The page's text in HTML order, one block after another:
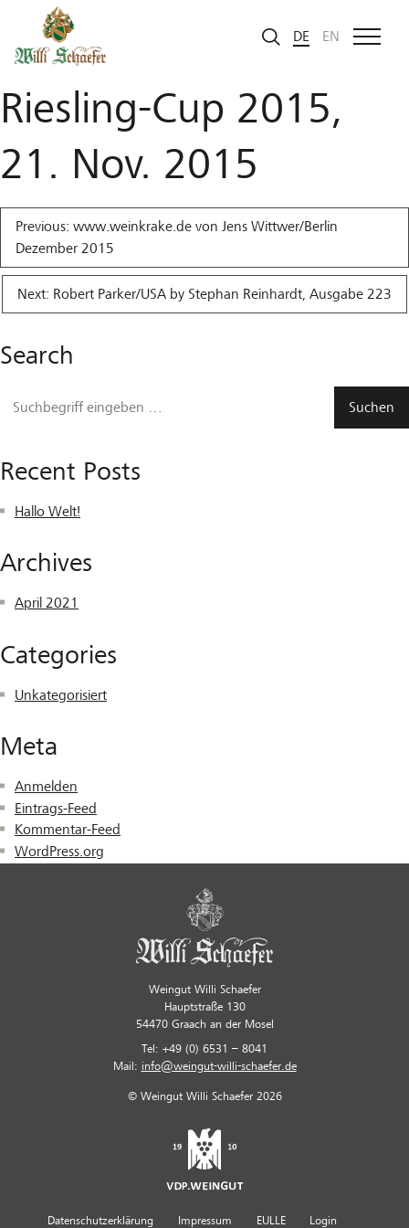
DE
EN
Feinschmecker
Riesling-Cup 2015,
21. Nov. 2015
Beitragsnavigation
Previous: www.weinkrake.de von Jens Wittwer/Berlin
Dezember 2015
Next: Robert Parker/USA by Stephan Reinhardt, Ausgabe 223
Search
Recent Posts
Hallo Welt!
Archives
April 2021
Categories
Unkategorisiert
Meta
Anmelden
Eintrags-Feed
Kommentar-Feed
WordPress.org
Weingut Willi Schaefer
Hauptstraße 130
54470 Graach an der Mosel
Tel: +49 (0) 6531 – 8041
Mail: info@weingut-willi-schaefer.de
© Weingut Willi Schaefer 2026
Datenschutzerklärung Impressum EULLE Login